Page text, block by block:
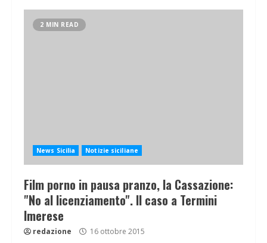
2 MIN READ
News Sicilia Notizie siciliane
Film porno in pausa pranzo, la Cassazione:
"No al licenziamento". Il caso a Termini
Imerese
redazione 16 ottobre 2015